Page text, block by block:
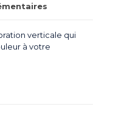
verticale qui
à votre